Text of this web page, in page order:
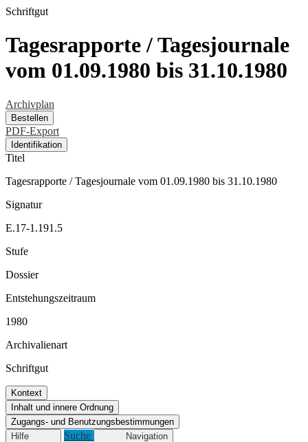
Schriftgut
Tagesrapporte / Tagesjournale
vom 01.09.1980 bis 31.10.1980
Archivplan
Bestellen
PDF-Export
Identifikation
Titel
Tagesrapporte / Tagesjournale vom 01.09.1980 bis 31.10.1980
Signatur
E.17-1.191.5
Stufe
Dossier
Entstehungszeitraum
1980
Archivalienart
Schriftgut
Kontext
Inhalt und innere Ordnung
Zugangs- und Benutzungsbestimmungen
Hilfe
Suche Navigation